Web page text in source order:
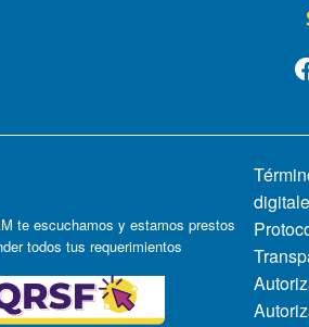
te escuchamos y estamos prestos
todos tus requerimientos